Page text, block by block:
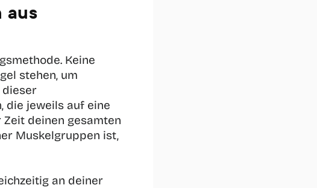
aus
Keine
stehen, um
dieser
die jeweils auf eine
deinen gesamten
Muskelgruppen ist,
an deiner